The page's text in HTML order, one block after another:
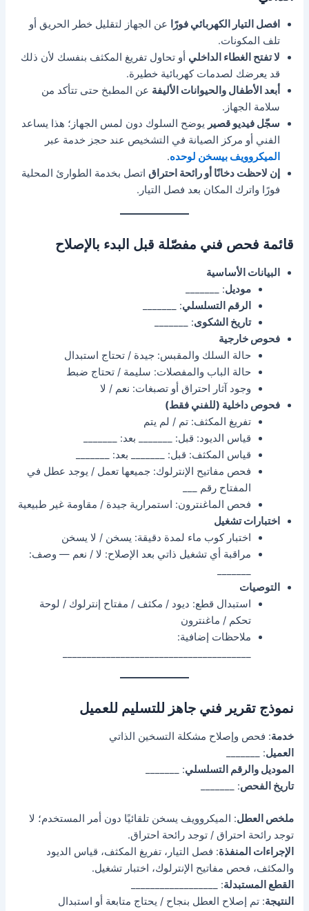
افصل التيار الكهربائي فورًا
عن الجهاز لتقليل خطر الحريق أو
تلف المكونات.
لا تفتح الغطاء الداخلي أو تحاول تفريغ المكثف بنفسك لأن ذلك
قد يعرضك لصدمات كهربائية خطيرة.
أبعد الأطفال والحيوانات الأليفة عن المطبخ حتى تتأكد من
سلامة الجهاز.
سجّل فيديو قصير يوضح السلوك دون لمس الجهاز؛ هذا يساعد
الفني أو مركز الصيانة في التشخيص عند حجز خدمة عبر
الميكروويف بيسخن لوحده.
إن لاحظت دخانًا أو رائحة احتراق اتصل بخدمة الطوارئ المحلية
فورًا واترك المكان بعد فصل التيار.
قائمة فحص فني مفصّلة قبل البدء بالإصلاح
البيانات الأساسية
موديل: _______
الرقم التسلسلي: _______
تاريخ الشكوى: _______
فحوص خارجية
حالة السلك والمقبس: جيدة / تحتاج استبدال
حالة الباب والمفصلات: سليمة / تحتاج ضبط
وجود آثار احتراق أو تصبغات: نعم / لا
فحوص داخلية (للفني فقط)
تفريغ المكثف: تم / لم يتم
قياس الديود: قبل: _______ بعد: _______
قياس المكثف: قبل: _______ بعد: _______
فحص مفاتيح الإنترلوك: جميعها تعمل / يوجد عطل في
المفتاح رقم ___
فحص الماغنترون: استمرارية جيدة / مقاومة غير طبيعية
اختبارات تشغيل
اختبار كوب ماء لمدة دقيقة: يسخن / لا يسخن
مراقبة أي تشغيل ذاتي بعد الإصلاح: لا / نعم — وصف:
التوصيات
استبدال قطع: ديود / مكثف / مفتاح إنترلوك / لوحة
تحكم / ماغنترون
ملاحظات إضافية:
نموذج تقرير فني جاهز للتسليم للعميل
خدمة: فحص وإصلاح مشكلة التسخين الذاتي
العميل: _______
الموديل والرقم التسلسلي: _______
تاريخ الفحص: _______
ملخص العطل: الميكروويف يسخن تلقائيًا دون أمر المستخدم؛ لا
توجد رائحة احتراق / توجد رائحة احتراق.
الإجراءات المنفذة: فصل التيار، تفريغ المكثف، قياس الديود
والمكثف، فحص مفاتيح الإنترلوك، اختبار تشغيل.
القطع المستبدلة: __________________
النتيجة: تم إصلاح العطل بنجاح / يحتاج متابعة أو استبدال